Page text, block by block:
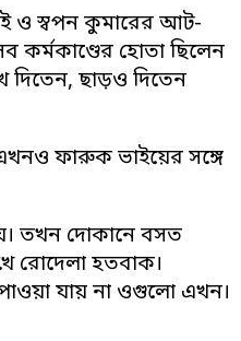
ও স্বপন কুমারের আট-
কর্মকাণ্ডের হোতা ছিলেন
দিতেন, ছাড়ও দিতেন
ফারুক ভাইয়ের সঙ্গে
তখন দোকানে বসত
রোদেলা হতবাক।
যায় না ওগুলো এখন।